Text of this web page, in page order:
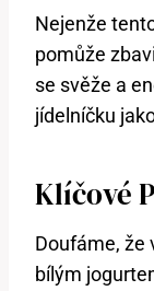
Nejenže
pomůže
se svěže a
jídelníčku
Klíčové
Doufáme, že
bílým